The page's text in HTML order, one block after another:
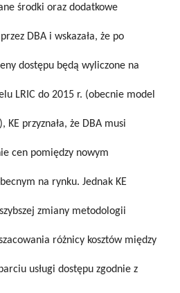
środki oraz dodatkowe
DBA i wskazała, że po
dostępu będą wyliczone na
LRIC do 2015 r. (obecnie model
przyznała, że DBA musi
cen pomiędzy nowym
na rynku. Jednak KE
zmiany metodologii
różnicy kosztów między
usługi dostępu zgodnie z